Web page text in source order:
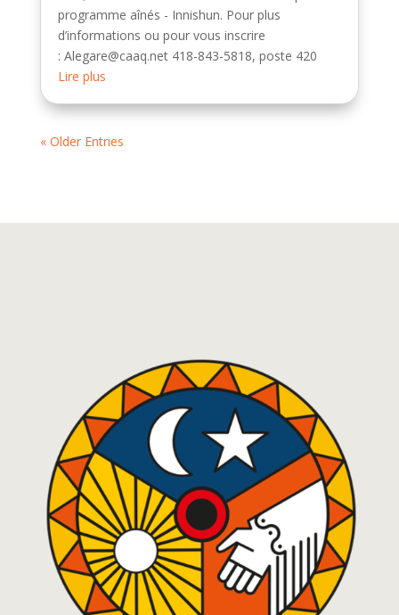
programme aînés - Innishun. Pour plus
d’informations ou pour vous inscrire
: Alegare@caaq.net 418-843-5818, poste 420
Lire plus
« Older Entries